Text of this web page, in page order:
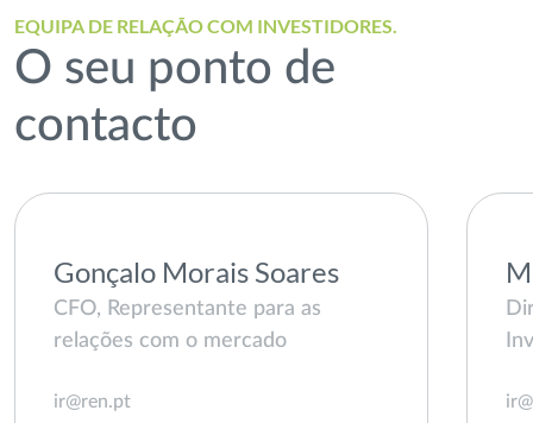
EQUIPA DE RELAÇÃO COM INVESTIDORES.
O seu ponto de
contacto
Gonçalo Morais Soares
CFO, Representante para as
relações com o mercado
ir@ren.pt